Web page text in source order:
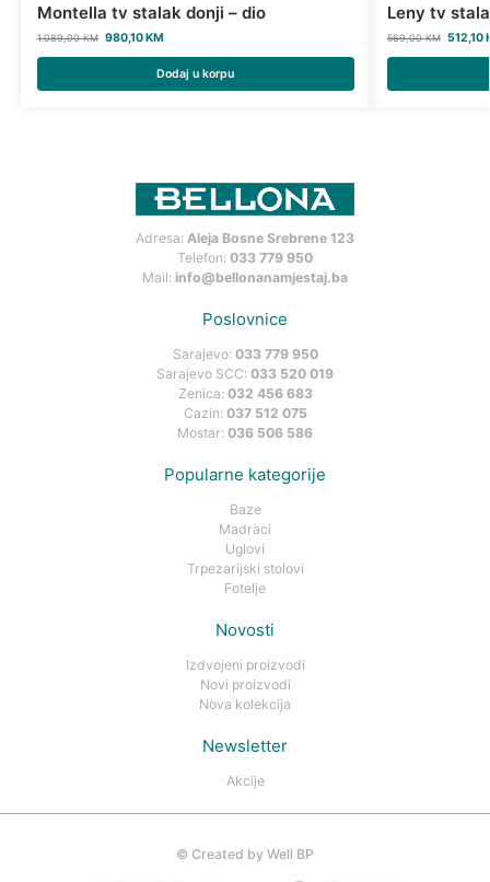
Montella tv stalak donji – dio
1.089,00KM 980,10KM
Dodaj u korpu
Leny tv
569,00KM 512,10
Adresa: Aleja Bosne Srebrene 123
Telefon: 033 779 950
Mail: info@bellonanamjestaj.ba
Poslovnice
Sarajevo: 033 779 950
Sarajevo SCC: 033 520 019
Zenica: 032 456 683
Cazin: 037 512 075
Mostar: 036 506 586
Popularne kategorije
Baze
Madraci
Uglovi
Trpezarijski stolovi
Fotelje
Novosti
Izdvojeni proizvodi
Novi proizvodi
Nova kolekcija
Newsletter
Akcije
© Created by Well BP